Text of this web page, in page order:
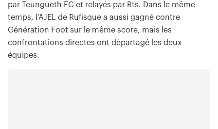
par Teungueth FC et relayés par Rts. Dans le même
temps, l’AJEL de Rufisque a aussi gagné contre
Génération Foot sur le même score, mais les
confrontations directes ont départagé les deux
équipes.